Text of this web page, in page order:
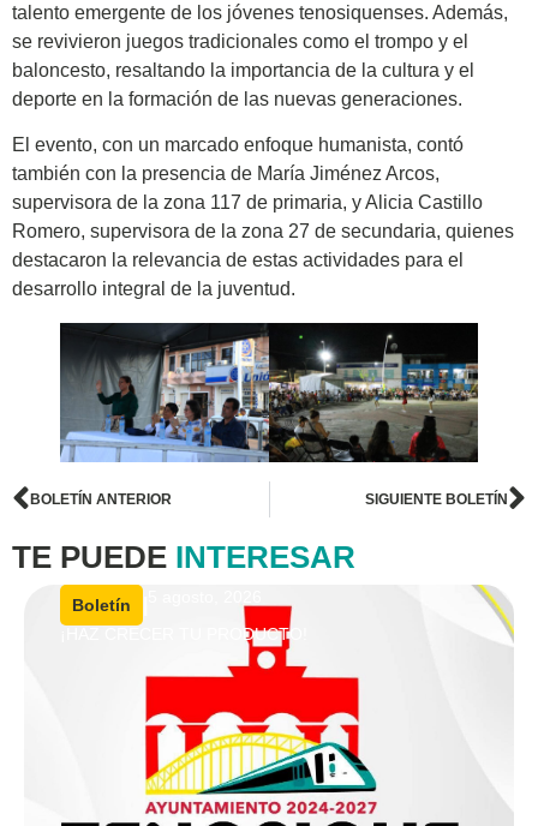
talento emergente de los jóvenes tenosiquenses. Además,
se revivieron juegos tradicionales como el trompo y el
baloncesto, resaltando la importancia de la cultura y el
deporte en la formación de las nuevas generaciones.
El evento, con un marcado enfoque humanista, contó
también con la presencia de María Jiménez Arcos,
supervisora de la zona 117 de primaria, y Alicia Castillo
Romero, supervisora de la zona 27 de secundaria, quienes
destacaron la relevancia de estas actividades para el
desarrollo integral de la juventud.
BOLETÍN ANTERIOR SIGUIENTE BOLETÍN
TE PUEDE INTERESAR
Boletín
¡HAZ CRECER TU PRODUCTO!